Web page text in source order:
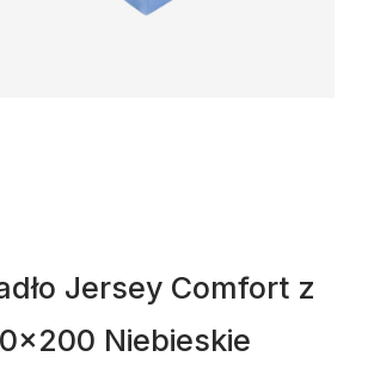
Jersey Comfort z
Niebieskie